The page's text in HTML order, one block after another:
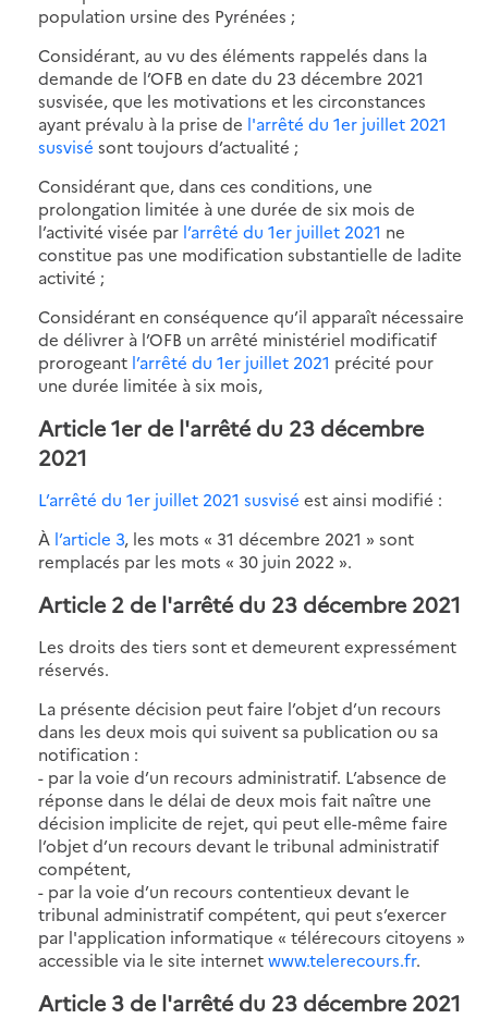
population ursine des Pyrénées ;
Considérant, au vu des éléments rappelés dans la
demande de l’OFB en date du 23 décembre 2021
susvisée, que les motivations et les circonstances
ayant prévalu à la prise de l'arrêté du 1er juillet 2021
susvisé sont toujours d’actualité ;
Considérant que, dans ces conditions, une
prolongation limitée à une durée de six mois de
l’activité visée par l’arrêté du 1er juillet 2021 ne
constitue pas une modification substantielle de ladite
activité ;
Considérant en conséquence qu’il apparaît nécessaire
de délivrer à l’OFB un arrêté ministériel modificatif
prorogeant l’arrêté du 1er juillet 2021 précité pour
une durée limitée à six mois,
Article 1er de l'arrêté du 23 décembre
2021
L’arrêté du 1er juillet 2021 susvisé est ainsi modifié :
À l’article 3, les mots « 31 décembre 2021 » sont
remplacés par les mots « 30 juin 2022 ».
Article 2 de l'arrêté du 23 décembre 2021
Les droits des tiers sont et demeurent expressément
réservés.
La présente décision peut faire l’objet d’un recours
dans les deux mois qui suivent sa publication ou sa
notification :
- par la voie d’un recours administratif. L’absence de
réponse dans le délai de deux mois fait naître une
décision implicite de rejet, qui peut elle-même faire
l’objet d’un recours devant le tribunal administratif
compétent,
- par la voie d’un recours contentieux devant le
tribunal administratif compétent, qui peut s’exercer
par l'application informatique « télérecours citoyens »
accessible via le site internetwww.telerecours.fr.
Article 3 de l'arrêté du 23 décembre 2021